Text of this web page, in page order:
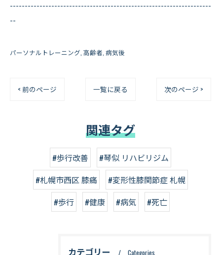
--------------------------------------------------------------------
--
パーソナルトレーニング 高齢者 病気後
< 前のページ 一覧に戻る 次のページ >
関連タグ
#歩行改善
#琴似 リハビリジム
#札幌市西区 膝痛
#変形性膝関節症 札幌
#歩行
#健康 #病気 #死亡
カテゴリー Categories